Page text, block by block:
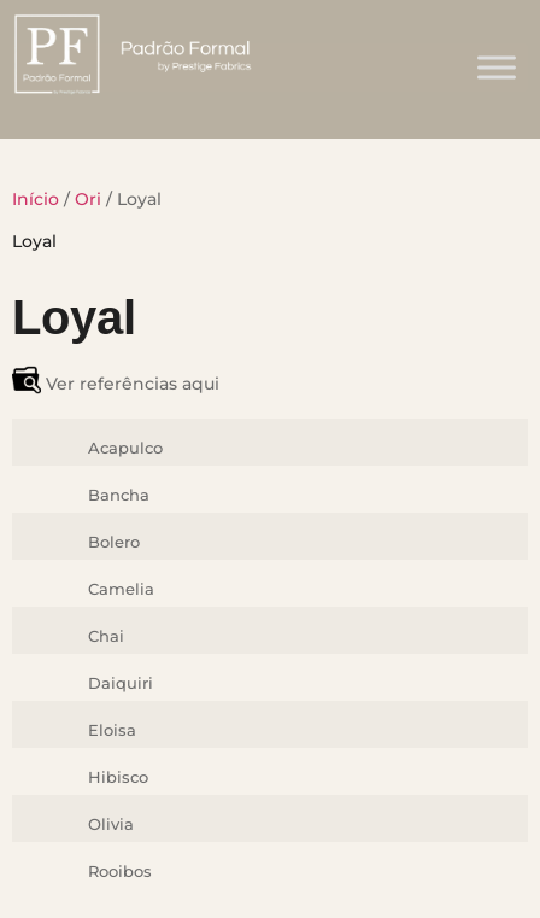
Início /Ori / Loyal
Loyal
Ver referências aqui
Acapulco
Bancha
Bolero
Camelia
Chai
Daiquiri
Eloisa
Hibisco
Olivia
Rooibos